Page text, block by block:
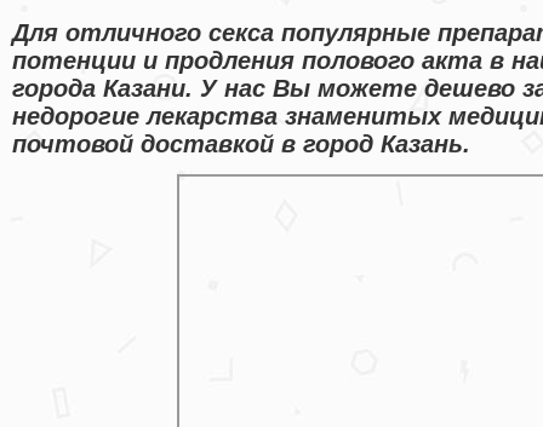
Для отличного секса популярные
потенции и продления полового акта в
города Казани. У нас Вы можете дешево
недорогие лекарства знаменитых
почтовой доставкой в город Казань.